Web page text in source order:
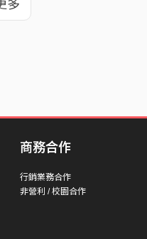
多
商務合作
行銷業務合作
非營利 / 校園合作